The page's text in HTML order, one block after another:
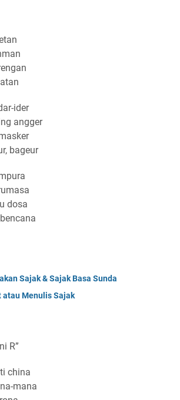
ider
angger
bageur
dosa
Sajak & Sajak Basa Sunda
atau Menulis Sajak
R”
china
mana